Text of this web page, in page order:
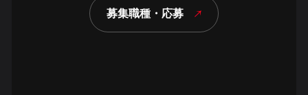
募集職種・応募